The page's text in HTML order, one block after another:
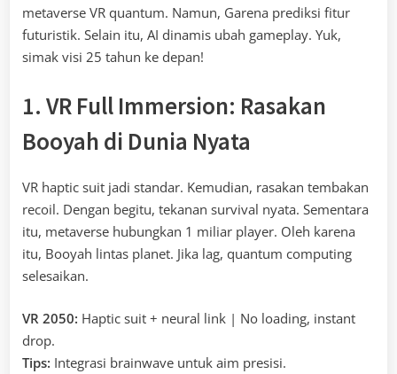
metaverse VR quantum. Namun, Garena prediksi fitur
futuristik. Selain itu, AI dinamis ubah gameplay. Yuk,
simak visi 25 tahun ke depan!
1. VR Full Immersion: Rasakan
Booyah di Dunia Nyata
VR haptic suit jadi standar. Kemudian, rasakan tembakan
recoil. Dengan begitu, tekanan survival nyata. Sementara
itu, metaverse hubungkan 1 miliar player. Oleh karena
itu, Booyah lintas planet. Jika lag, quantum computing
selesaikan.
VR 2050: Haptic suit + neural link | No loading, instant
drop.
Tips: Integrasi brainwave untuk aim presisi.